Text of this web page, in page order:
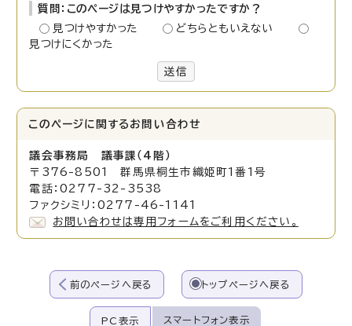
質問：このページは見つけやすかったですか？
見つけやすかった
どちらともいえない
見つけにくかった
送信
このページに関する お問い合わせ
議会事務局 議事課（4階）
〒376-8501 群馬県桐生市織姫町1番1号
電話：0277-32-3538
ファクシミリ：0277-46-1141
お問い合わせは専用フォームをご利用ください。
前のページへ戻る トップページへ戻る
PC表示 スマートフォン表示